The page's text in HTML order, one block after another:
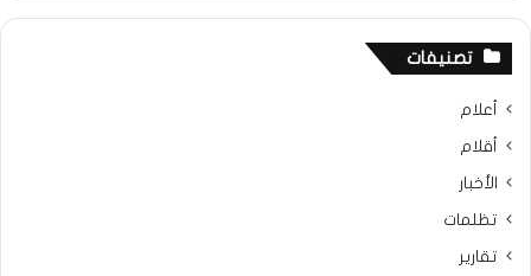
تصنيفات
أعلام
أقلام
الأخبار
تظلمات
تقارير